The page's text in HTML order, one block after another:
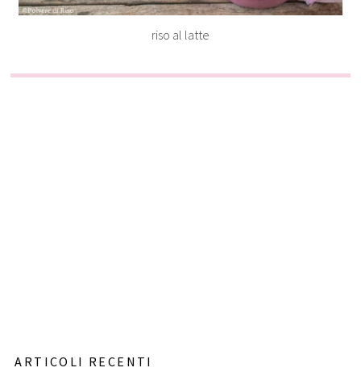
riso al latte
ARTICOLI RECENTI